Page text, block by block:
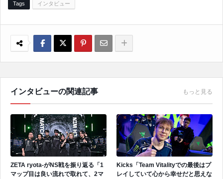
Tags インタビュー
インタビューの関連記事 もっと見る
ZETA ryota-がNS戦を振り返る「1
マップ目は良い流れで取れて、2マ
Kicks「Team Vitalityでの最後はプ
レイしていて心から幸せだと思えな